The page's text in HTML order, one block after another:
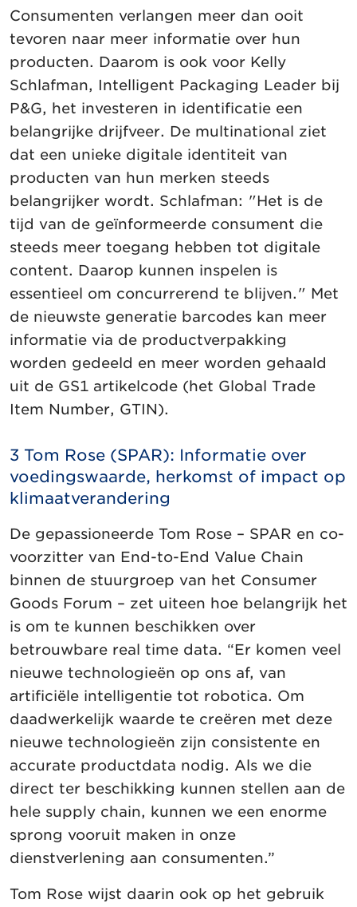
Consumenten verlangen meer dan ooit
tevoren naar meer informatie over hun
producten. Daarom is ook voor Kelly
Schlafman, Intelligent Packaging Leader bij
P&G, het investeren in identificatie een
belangrijke drijfveer. De multinational ziet
dat een unieke digitale identiteit van
producten van hun merken steeds
belangrijker wordt. Schlafman: "Het is de
tijd van de geïnformeerde consument die
steeds meer toegang hebben tot digitale
content. Daarop kunnen inspelen is
essentieel om concurrerend te blijven." Met
de nieuwste generatie barcodes kan meer
informatie via de productverpakking
worden gedeeld en meer worden gehaald
uit de GS1 artikelcode (het Global Trade
Item Number, GTIN).
3 Tom Rose (SPAR): Informatie over
voedingswaarde, herkomst of impact op
klimaatverandering
De gepassioneerde Tom Rose – SPAR en co-
voorzitter van End-to-End Value Chain
binnen de stuurgroep van het Consumer
Goods Forum – zet uiteen hoe belangrijk het
is om te kunnen beschikken over
betrouwbare real time data. “Er komen veel
nieuwe technologieën op ons af, van
artificiële intelligentie tot robotica. Om
daadwerkelijk waarde te creëren met deze
nieuwe technologieën zijn consistente en
accurate productdata nodig. Als we die
direct ter beschikking kunnen stellen aan de
hele supply chain, kunnen we een enorme
sprong vooruit maken in onze
dienstverlening aan consumenten.”
Tom Rose wijst daarin ook op het gebruik